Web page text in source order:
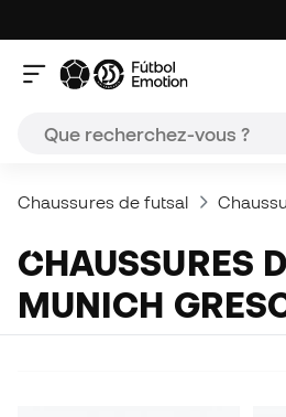
Chaussures de futsal
CHAUSSURES DE FUTSAL
MUNICH